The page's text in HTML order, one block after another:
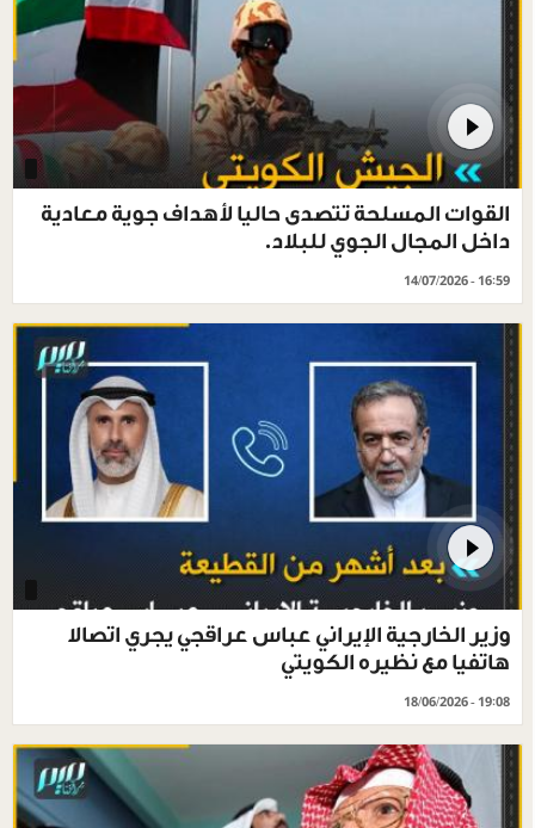
القوات المسلحة تتصدى حاليا لأهداف جوية معادية
داخل المجال الجوي للبلاد.
14/07/2026 - 16:59
وزير الخارجية الإيراني عباس عراقجي يجري اتصالا
هاتفيا مع نظيره الكويتي
18/06/2026 - 19:08